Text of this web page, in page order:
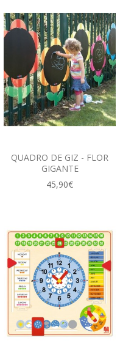
QUADRO DE GIZ - FLOR
GIGANTE
45,90€